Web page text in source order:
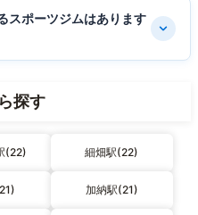
スポーツジムはあります
探す
(22) 細畑駅(22)
加納駅(21)